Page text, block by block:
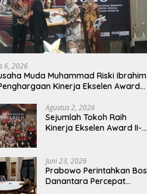
6, 2026
Muda Muhammad Riski Ibrahim
Kinerja Ekselen Award
Agustus 2, 2026
Sejumlah Tokoh Raih
Kinerja Ekselen Award II-
Juni 23, 2026
Prabowo Perintahkan Bos
Danantara Percepat